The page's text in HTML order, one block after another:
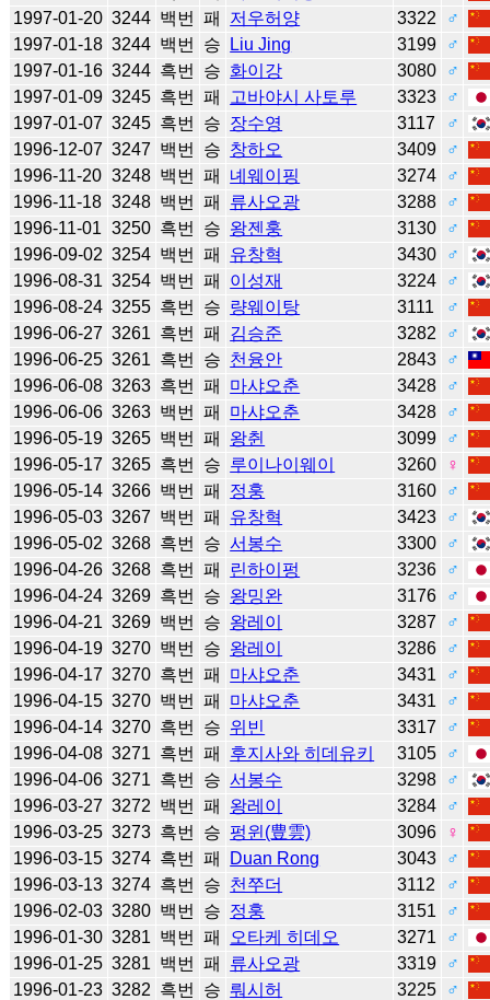
1997-01-20 3244 백번 패 저우허양 3322
♂
1997-01-18 3244 백번 승 Liu Jing 3199
♂
1997-01-16 3244 흑번 승 화이강 3080
♂
1997-01-09 3245 흑번 패 고바야시 사토루 3323
♂
1997-01-07 3245 흑번 승 장수영 3117
♂
1996-12-07 3247 백번 승 창하오 3409
♂
1996-11-20 3248 백번 패 녜웨이핑 3274
♂
1996-11-18 3248 백번 패 류사오광 3288
♂
1996-11-01 3250 흑번 승 왕젠훙 3130
♂
1996-09-02 3254 백번 패 유창혁 3430
♂
1996-08-31 3254 백번 패 이성재 3224
♂
1996-08-24 3255 흑번 승 량웨이탕 3111
♂
1996-06-27 3261 흑번 패 김승준 3282
♂
1996-06-25 3261 흑번 승 천융안 2843
♂
1996-06-08 3263 흑번 패 마샤오춘 3428
♂
1996-06-06 3263 백번 패 마샤오춘 3428
♂
1996-05-19 3265 백번 패 왕췬 3099
♂
1996-05-17 3265 흑번 승 루이나이웨이 3260
♀
1996-05-14 3266 백번 패 정훙 3160
♂
1996-05-03 3267 백번 패 유창혁 3423
♂
1996-05-02 3268 흑번 승 서봉수 3300
♂
1996-04-26 3268 흑번 패 린하이펑 3236
♂
1996-04-24 3269 흑번 승 왕밍완 3176
♂
1996-04-21 3269 백번 승 왕레이 3287
♂
1996-04-19 3270 백번 승 왕레이 3286
♂
1996-04-17 3270 흑번 패 마샤오춘 3431
♂
1996-04-15 3270 백번 패 마샤오춘 3431
♂
1996-04-14 3270 흑번 승 위빈 3317
♂
1996-04-08 3271 흑번 패 후지사와 히데유키 3105
♂
1996-04-06 3271 흑번 승 서봉수 3298
♂
1996-03-27 3272 백번 패 왕레이 3284
♂
1996-03-25 3273 흑번 승 펑윈(豊雲) 3096
♀
1996-03-15 3274 흑번 패 Duan Rong 3043
♂
1996-03-13 3274 흑번 승 천쭈더 3112
♂
1996-02-03 3280 백번 승 정훙 3151
♂
1996-01-30 3281 백번 패 오타케 히데오 3271
♂
1996-01-25 3281 백번 패 류사오광 3319
♂
1996-01-23 3282 흑번 승 뤄시허 3225
♂